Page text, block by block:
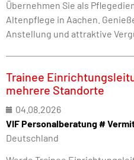
Übernehmen Sie als
Altenpflege in Aachen.
Anstellung und attraktive
Trainee
mehrere Standorte
04.08.2026
VIF Personalberatung #
Deutschland